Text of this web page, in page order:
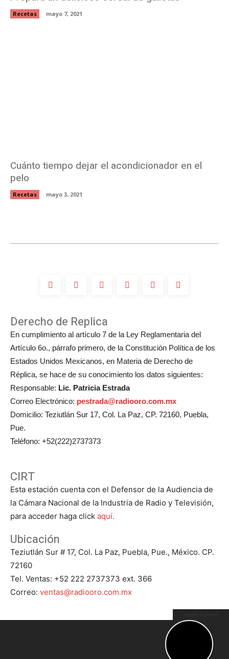
Recetas mayo 7, 2021
Cuánto tiempo dejar el acondicionador en el
pelo
Recetas mayo 3, 2021
Derecho de Replica
En cumplimiento al artículo 7 de la Ley Reglamentaria del
Artículo 6o., párrafo primero, de la Constitución Política de los
Estados Unidos Mexicanos, en Materia de Derecho de
Réplica, se hace de su conocimiento los datos siguientes:
Responsable: Lic. Patricia Estrada
Correo Electrónico: pestrada@radiooro.com.mx
Domicilio: Teziutlán Sur 17, Col. La Paz, CP. 72160, Puebla,
Pue.
Teléfono: +52(222)2737373
CIRT
Esta estación cuenta con el Defensor de la Audiencia de
la Cámara Nacional de la Industria de Radio y Televisión,
para acceder haga click aquí.
Ubicación
Teziutlán Sur # 17, Col. La Paz, Puebla, Pue., México. CP.
72160
Tel. Ventas: +52 222 2737373 ext. 366
Correo: ventas@radiooro.com.mx
© Todos los Derechos Reservados 2023 - Grupo Oro - La